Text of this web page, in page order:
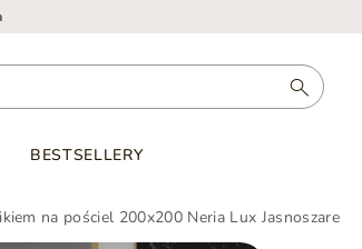
BESTSELLERY
na pościel 200x200 Neria Lux Jasnoszare